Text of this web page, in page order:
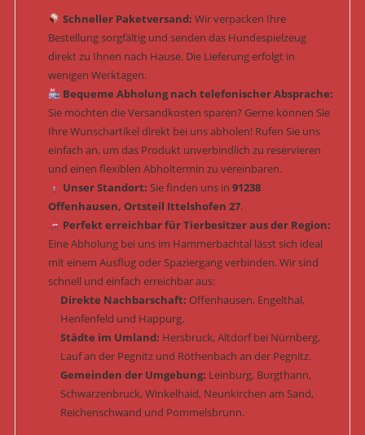
Schneller Paketversand: Wir verpacken Ihre
Bestellung sorgfältig und senden das Hundespielzeug
direkt zu Ihnen nach Hause. Die Lieferung erfolgt in
wenigen Werktagen.
Bequeme Abholung nach telefonischer Absprache:
Sie möchten die Versandkosten sparen? Gerne können Sie
Ihre Wunschartikel direkt bei uns abholen! Rufen Sie uns
einfach an, um das Produkt unverbindlich zu reservieren
und einen flexiblen Abholtermin zu vereinbaren.
Unser Standort: Sie finden uns in 91238
Offenhausen, Ortsteil Ittelshofen 27.
Perfekt erreichbar für Tierbesitzer aus der Region:
Eine Abholung bei uns im Hammerbachtal lässt sich ideal
mit einem Ausflug oder Spaziergang verbinden. Wir sind
schnell und einfach erreichbar aus:
Direkte Nachbarschaft: Offenhausen, Engelthal,
Henfenfeld und Happurg.
Städte im Umland: Hersbruck, Altdorf bei Nürnberg,
Lauf an der Pegnitz und Röthenbach an der Pegnitz.
Gemeinden der Umgebung: Leinburg, Burgthann,
Schwarzenbruck, Winkelhaid, Neunkirchen am Sand,
Reichenschwand und Pommelsbrunn.